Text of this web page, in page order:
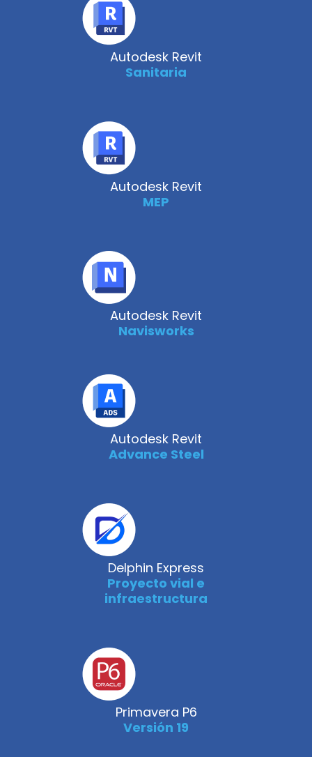
Autodesk Revit
Sanitaria
Autodesk Revit
MEP
Autodesk Revit
Navisworks
Autodesk Revit
Advance Steel
Delphin Express
Proyecto vial e
infraestructura
Primavera P6
Versión 19